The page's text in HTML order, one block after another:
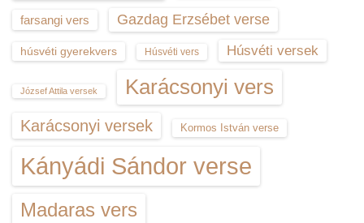
farsangi vers Gazdag Erzsébet verse
húsvéti gyerekvers Húsvéti vers Húsvéti versek
József Attila versek Karácsonyi vers
Karácsonyi versek Kormos István verse
Kányádi Sándor verse
Madaras vers